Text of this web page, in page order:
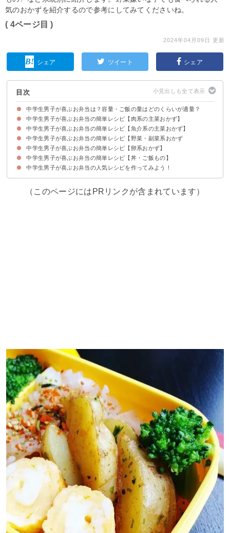
気のおかずを紹介するので参考にしてみてくださいね。
( 4ページ目 )
2024年04月09日 更新
シェア ツイート シェア
目次
中学生男子が喜ぶお弁当は？容量・ご飯の量はどのくらいが適量？
中学生男子のお弁当は800〜900mlの容量が適切
中学生男子が喜ぶお弁当の簡単レシピ【肉系の主菜おかず】
①定番の唐揚げ
②野菜嫌いでも食べられる肉巻き
③固くならない生姜焼き
④カルビ焼き風ハンバーグ
⑤鶏胸肉のケチャップ炒め
中学生男子が喜ぶお弁当の簡単レシピ【魚介系の主菜おかず】
①鮭のフライ
②マグロの中華炒め
③ぶりの竜田揚げ
中学生男子が喜ぶお弁当の簡単レシピ【野菜・副菜系おかず
①ブロッコリーのおかかマヨ和え
②ツナとコーンの人参しりしり
③作り置きも レンコンと豚肉のきんぴら
④厚揚げのカレーチーズ焼き
⑤揚げないのり塩ポテトフライ
中学生男子が喜ぶお弁当の簡単レシピ【卵系おかず】
①枝豆とベーコンの卵焼き
②肉巻き卵
③甘辛卵きんちゃく
中学生男子が喜ぶお弁当の簡単レシピ【丼・ご飯もの】
①唐揚げの大葉おにぎり
②鮭としめじの炊き込みご飯
③しっとりそぼろご飯
④スピード焼肉丼
中学生男子が喜ぶお弁当の人気レシピを作ってみよう！
（このページにはPRリンクが含まれています）